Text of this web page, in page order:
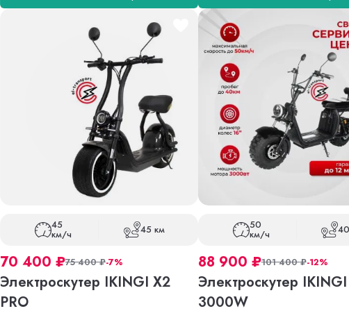
45
км/ч 45 км
70 400 ₽75 400₽-7%
Электроскутер IKINGI X2
PRO
50
км/ч
88 900 ₽101 400₽-12%
Электроскутер
3000W